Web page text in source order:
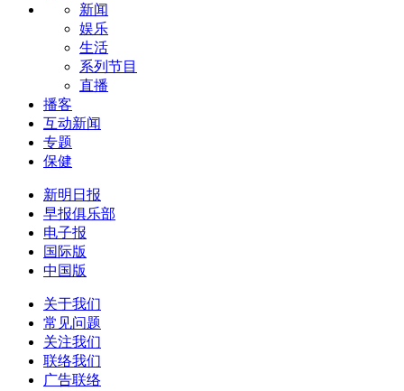
新闻
娱乐
生活
系列节目
直播
播客
互动新闻
专题
保健
新明日报
早报俱乐部
电子报
国际版
中国版
关于我们
常见问题
关注我们
联络我们
广告联络